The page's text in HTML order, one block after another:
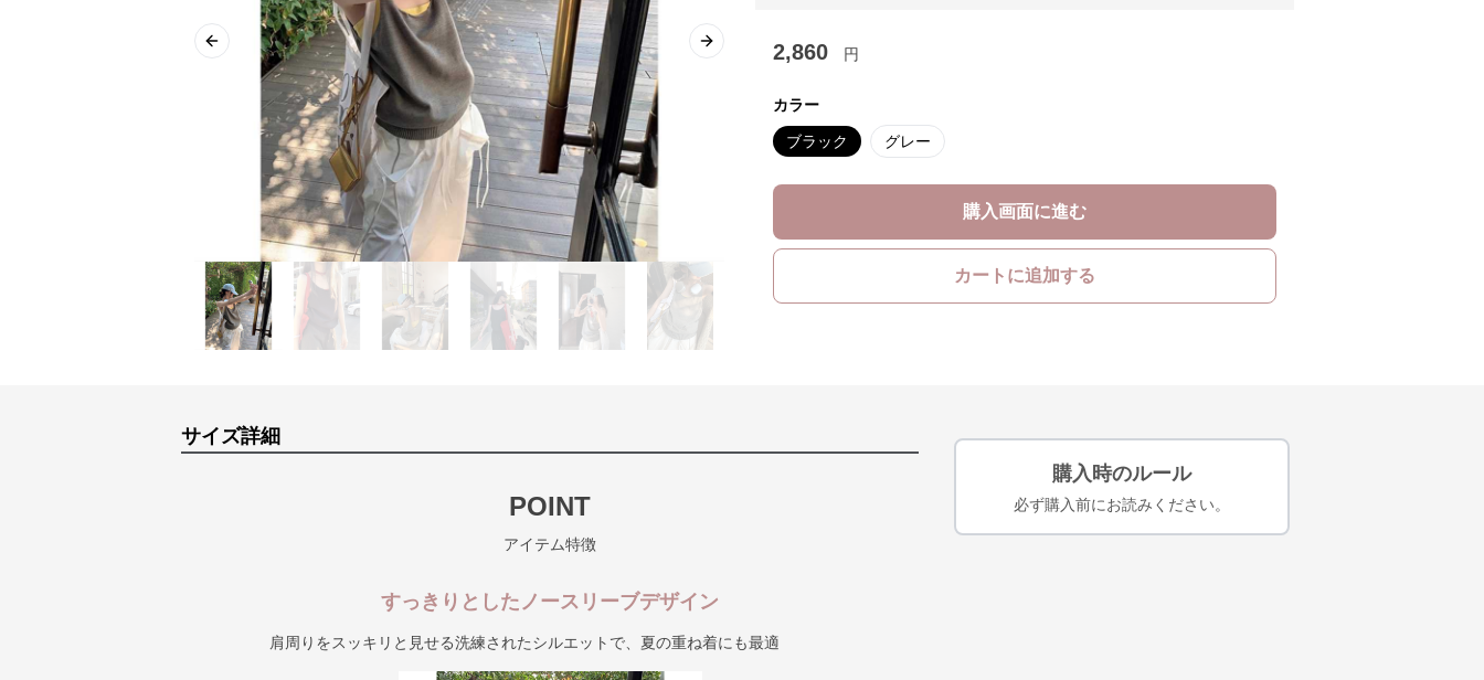
Previous slide Next slide 2,860 円
カラー
ブラック グレー
購入画面に進む
カートに追加する
サイズ詳細
POINT
アイテム特徴
すっきりとしたノースリーブデザイン
肩周りをスッキリと見せる洗練されたシルエットで、夏の重ね着にも最適
購入時のルール
必ず購入前にお読みください。